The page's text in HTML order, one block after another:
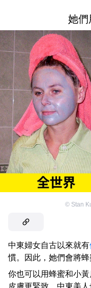
她們
© Stan
中東婦女自古以來就有
慣。因此，她們會將蜂
你也可以用蜂蜜和小